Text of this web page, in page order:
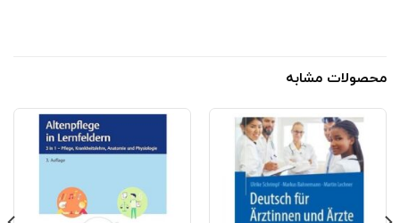
محصولات مشابه